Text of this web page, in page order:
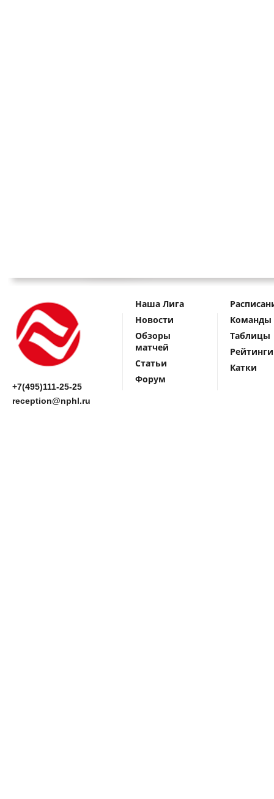
+7(495)111-25-25
reception@nphl.ru
Наша Лига
Новости
Обзоры
матчей
Статьи
Форум
Команды
Таблицы
Рейтинги
Катки